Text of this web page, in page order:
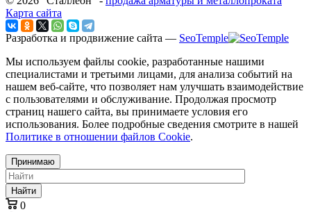
Карта сайта
Разработка и продвижение сайта — SeoTemple
Мы используем файлы cookie, разработанные нашими
специалистами и третьими лицами, для анализа событий на
нашем веб-сайте, что позволяет нам улучшать взаимодействие
с пользователями и обслуживание. Продолжая просмотр
страниц нашего сайта, вы принимаете условия его
использования. Более подробные сведения смотрите в нашей
Политике в отношении файлов Cookie.
Принимаю
Найти
0